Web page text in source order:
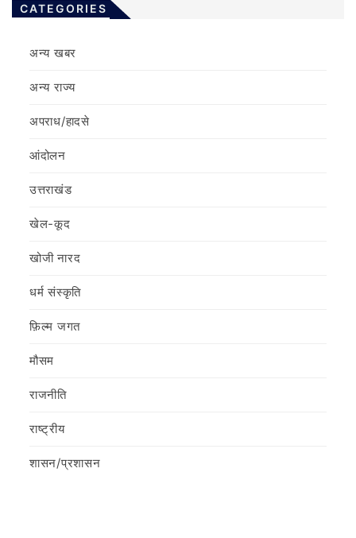
CATEGORIES
अन्य खबर
अन्य राज्य
अपराध/हादसे
आंदोलन
उत्तराखंड
खेल-कूद
खोजी नारद
धर्म संस्कृति
फ़िल्‍म जगत
मौसम
राजनीति
राष्ट्रीय
शासन/प्रशासन